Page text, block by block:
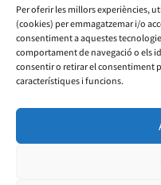
Per oferir les millors experiències,
(cookies) per emmagatzemar i/o
consentiment a aquestes
comportament de navegació o els
consentir o retirar el consentiment
característiques i funcions.